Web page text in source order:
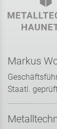
Markus
Staatl.